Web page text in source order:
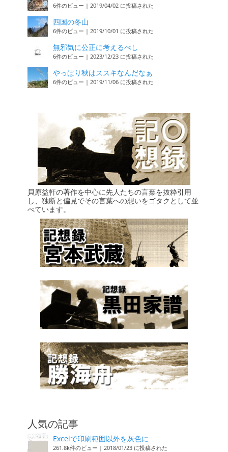
6件のビュー | 2019/04/02 に投稿された
四国の冬山
6件のビュー | 2019/10/01 に投稿された
無邪気に公正に考えるべし
6件のビュー | 2023/12/23 に投稿された
やっぱり秋はススキなんだなぁ
6件のビュー | 2019/11/06 に投稿された
貝原益軒の著作を中心に先人たちの言葉を抜粋引用
し、独断と偏見でその言葉への想いをゴタクとして並
べています。
人気の記事
Excelで印刷範囲以外を灰色に
261.8k件のビュー | 2018/01/23 に投稿された